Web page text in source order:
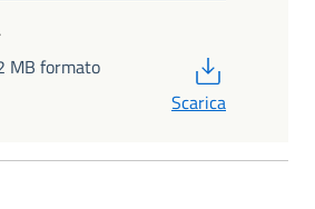
MB formato
Scarica